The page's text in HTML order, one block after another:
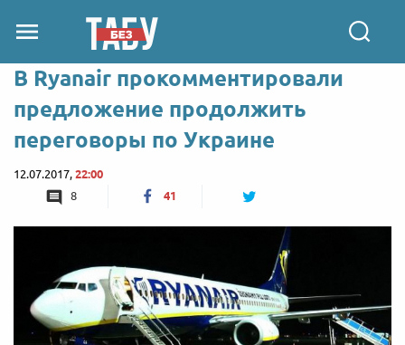
В Ryanair прокомментировали
предложение продолжить
переговоры по Украине
12.07.2017, 22:00
8
41